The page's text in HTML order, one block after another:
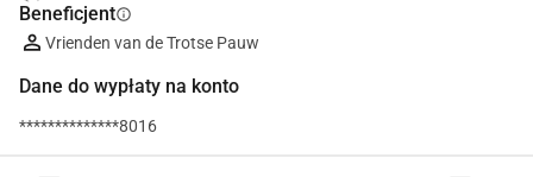
Beneficjentinfo
Vrienden van de Trotse Pauw
Dane do wypłaty na konto
**************8016